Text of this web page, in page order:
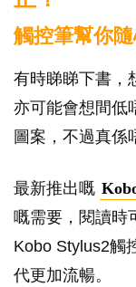
觸控筆幫你
有時睇睇下書，
亦可能會想間低
圖案，不過真係
最新推出嘅
嘅需要，閱讀時
Kobo Stylus2觸
代更加流暢。